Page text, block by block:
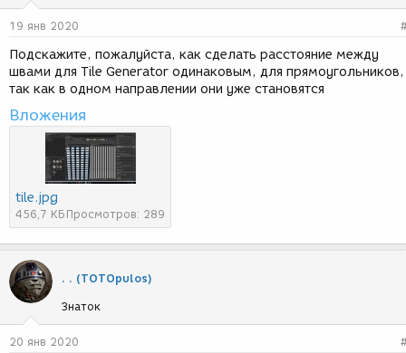
м
ы
д
а
и
я
19 янв 2020
Подскажите, пожалуйста, как сделать расстояние между
швами для Tile Generator одинаковым, для прямоугольников,
так как в одном направлении они уже становятся
Вложения
tile.jpg
456,7 КБ Просмотров: 289
. . (TOTOpulos)
Знаток
20 янв 2020